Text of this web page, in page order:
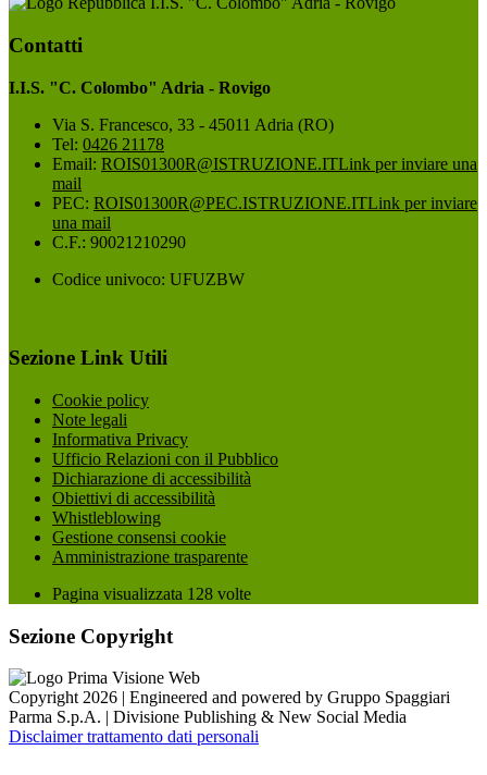
Contatti
I.I.S. "C. Colombo" Adria - Rovigo
Via S. Francesco, 33 - 45011 Adria (RO)
Tel: 0426 21178
Email: ROIS01300R@ISTRUZIONE.ITLink per inviare una
mail
PEC: ROIS01300R@PEC.ISTRUZIONE.ITLink per inviare
una mail
C.F.: 90021210290
Codice univoco: UFUZBW
Sezione Link Utili
Cookie policy
Note legali
Informativa Privacy
Ufficio Relazioni con il Pubblico
Dichiarazione di accessibilità
Obiettivi di accessibilità
Whistleblowing
Gestione consensi cookie
Amministrazione trasparente
Pagina visualizzata 128 volte
Sezione Copyright
Copyright 2026 | Engineered and powered by Gruppo Spaggiari
Parma S.p.A. | Divisione Publishing & New Social Media
Disclaimer trattamento dati personali